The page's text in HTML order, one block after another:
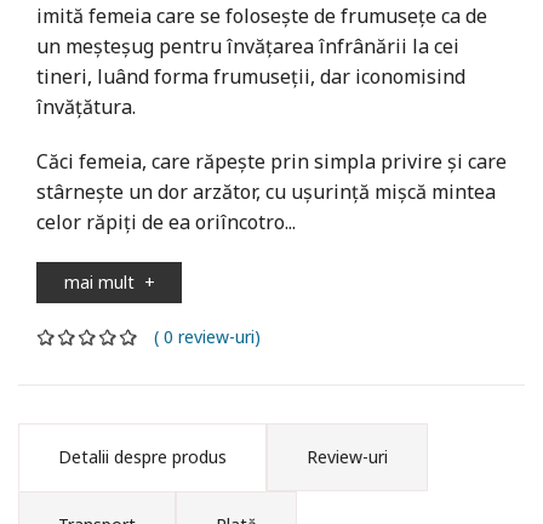
imită femeia care se folosește de frumusețe ca de
un meșteșug pentru învățarea înfrânării la cei
tineri, luând forma frumuseții, dar iconomisind
învățătura.
Căci femeia, care răpește prin simpla privire și care
stârnește un dor arzător, cu ușurință mișcă mintea
celor răpiți de ea oriîncotro...
mai mult +
( 0 review-uri)
Detalii despre produs Review-uri